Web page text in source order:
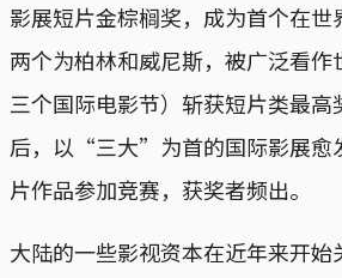
影展短片金棕榈奖，成为首个在
两个为柏林和威尼斯，被广泛看作
三个国际电影节）斩获短片类最高
后，以“三大”为首的国际影展愈
片作品参加竞赛，获奖者频出。
大陆的一些影视资本在近年来开